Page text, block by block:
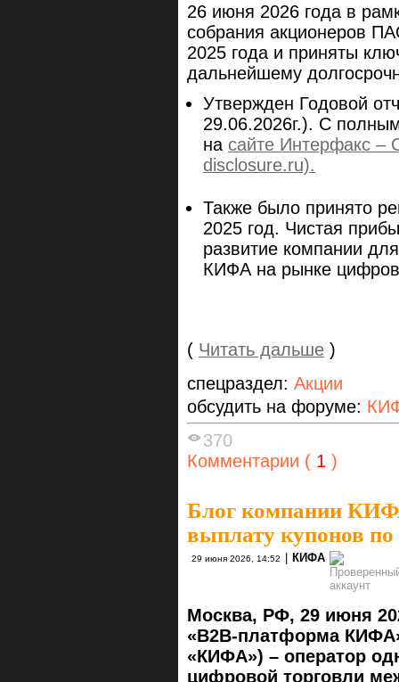
26 июня 2026 года в
собрания акционеров
2025 года и приняты
дальнейшему
Утвержден Годовой
29.06.2026г.). С
на сайте Интерфакс –
disclosure.ru).
Также было принято
2025 год. Чистая
развитие компании
КИФА на рынке
( Читать дальше )
спецраздел: Акции
обсудить на форуме:
370
Комментарии ( 1 )
Блог компании
выплату купонов
29 июня 2026, 14:52 КИФА
Москва, РФ, 29 июня
«B2B-платформа
«КИФА») – оператор
цифровой торговли